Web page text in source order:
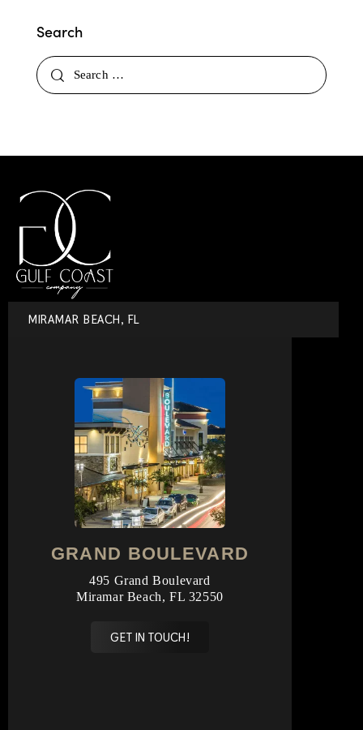
Search
MIRAMAR BEACH, FL
GRAND BOULEVARD
495 Grand Boulevard
Miramar Beach, FL 32550
GET IN TOUCH!